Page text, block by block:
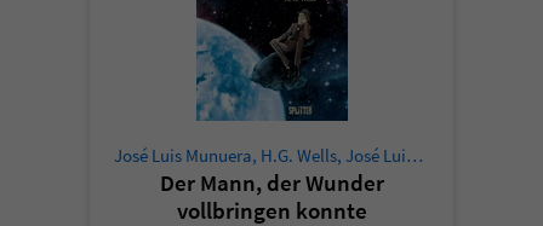
José Luis Munuera, H.G. Wells, José Luis Munuera
Der Mann, der Wunder
vollbringen konnte